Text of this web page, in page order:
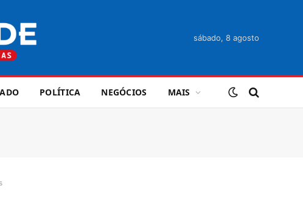
sábado, 8 agosto
POLÍTICA NEGÓCIOS MAIS